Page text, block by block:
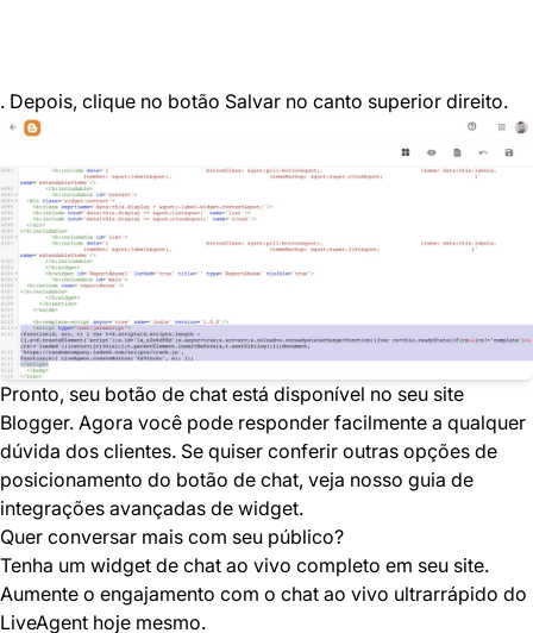
. Depois, clique no botão Salvar no canto superior direito.
Pronto, seu botão de chat está disponível no seu site
Blogger. Agora você pode responder facilmente a qualquer
dúvida dos clientes. Se quiser conferir outras opções de
posicionamento do botão de chat, veja nosso guia de
integrações avançadas de widget.
Quer conversar mais com seu público?
Tenha um widget de chat ao vivo completo em seu site.
Aumente o engajamento com o chat ao vivo ultrarrápido do
LiveAgent hoje mesmo.